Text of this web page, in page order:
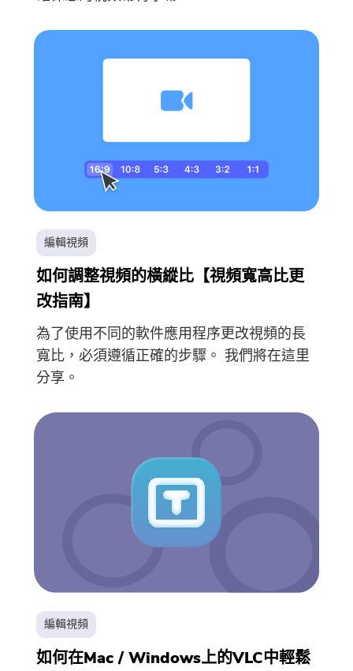
編輯視頻
如何調整視頻的橫縱比【視頻寬高比更
改指南】
為了使用不同的軟件應用程序更改視頻的長
寬比，必須遵循正確的步驟。 我們將在這里
分享。
編輯視頻
如何在Mac / Windows上的VLC中輕鬆
訂閱關於iMyMac應用程序的最佳
溫馨提示
這個軟體只能在Mac上下載和使
址來獲得下載鏈接和優惠券代
碼。如果你想購買，請點擊商
提交
下載鏈接和優惠券代碼已發送至您的
電子郵件
以點擊按鈕，直接購買該軟件。